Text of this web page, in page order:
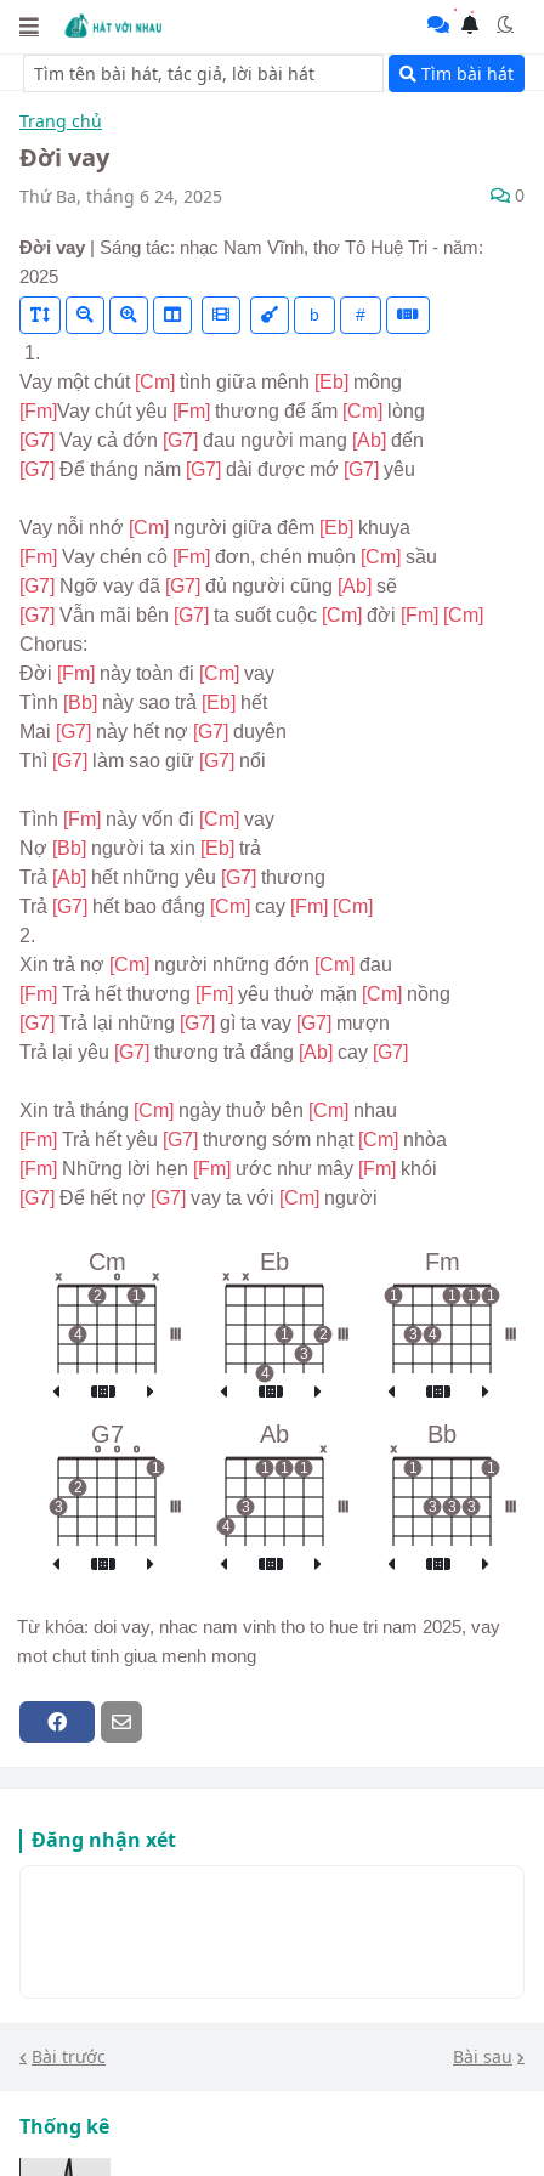
Tìm bài hát
Trang chủ
Đời vay
Thứ Ba, tháng 6 24, 2025 0
Đời vay | Sáng tác: nhạc Nam Vĩnh, thơ Tô Huệ Tri - năm:
2025
b #
1.
Vay một chút [Cm] tình giữa mênh [Eb] mông
[Fm]Vay chút yêu [Fm] thương để ấm [Cm] lòng
[G7] Vay cả đớn [G7] đau người mang [Ab] đến
[G7] Để tháng năm [G7] dài được mớ [G7] yêu
Vay nỗi nhớ [Cm] người giữa đêm [Eb] khuya
[Fm] Vay chén cô [Fm] đơn, chén muộn [Cm] sầu
[G7] Ngỡ vay đã [G7] đủ người cũng [Ab] sẽ
[G7] Vẫn mãi bên [G7] ta suốt cuộc [Cm] đời [Fm] [Cm]
Chorus:
Đời [Fm] này toàn đi [Cm] vay
Tình [Bb] này sao trả [Eb] hết
Mai [G7] này hết nợ [G7] duyên
Thì [G7] làm sao giữ [G7] nổi
Tình [Fm] này vốn đi [Cm] vay
Nợ [Bb] người ta xin [Eb] trả
Trả [Ab] hết những yêu [G7] thương
Trả [G7] hết bao đắng [Cm] cay [Fm] [Cm]
2.
Xin trả nợ [Cm] người những đớn [Cm] đau
[Fm] Trả hết thương [Fm] yêu thuở mặn [Cm] nồng
[G7] Trả lại những [G7] gì ta vay [G7] mượn
Trả lại yêu [G7] thương trả đắng [Ab] cay [G7]
Xin trả tháng [Cm] ngày thuở bên [Cm] nhau
[Fm] Trả hết yêu [G7] thương sớm nhạt [Cm] nhòa
[Fm] Những lời hẹn [Fm] ước như mây [Fm] khói
[G7] Để hết nợ [G7] vay ta với [Cm] người
Cm
x
4
2
o
1
x
Eb
x x
4
1
3
2
Fm
1
3 4
1 1 1
G7
3
2
o o o
1
Ab
4
3
1 1 1
x
Bb
x
1
3 3 3
1
Từ khóa: doi vay, nhac nam vinh tho to hue tri nam 2025, vay
mot chut tinh giua menh mong
Đăng nhận xét
Bài trước Bài sau
Thống kê